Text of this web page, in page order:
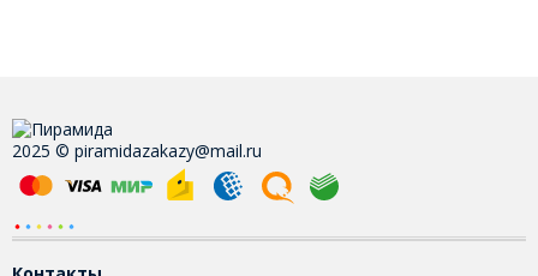
2025 © piramidazakazy@mail.ru